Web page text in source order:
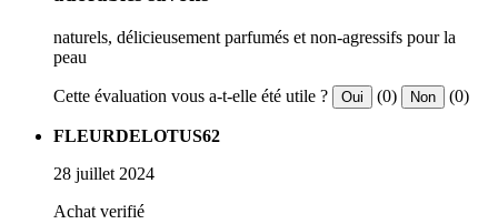
naturels, délicieusement parfumés et non-agressifs pour la
peau
Cette évaluation vous a-t-elle été utile ? Oui (0) Non (0)
FLEURDELOTUS62
28 juillet 2024
Achat verifié